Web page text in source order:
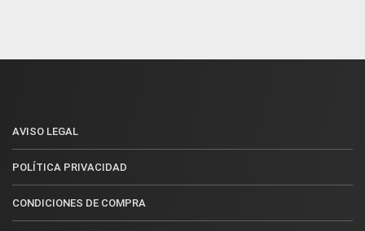
AVISO LEGAL
POLÍTICA PRIVACIDAD
CONDICIONES DE COMPRA